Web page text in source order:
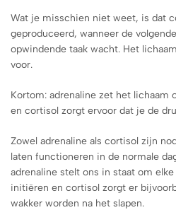
Wat je misschien niet weet, is dat
geproduceerd, wanneer de
opwindende taak wacht. Het
voor.
Kortom: adrenaline zet het lichaam
en cortisol zorgt ervoor dat je de
Zowel adrenaline als cortisol zijn
laten functioneren in de normale
adrenaline stelt ons in staat om
initiëren en cortisol zorgt er
wakker worden na het slapen.